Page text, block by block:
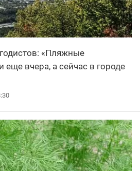
«Пляжные
еще вчера, а сейчас в городе